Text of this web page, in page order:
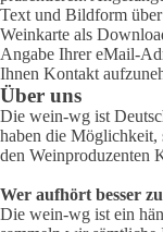
Text und Bildform
Weinkarte als
Angabe Ihrer eMail-
Ihnen Kontakt
Über uns
Die wein-wg ist
haben die Möglichkeit,
den Weinproduzenten
Wer aufhört besser
Die wein-wg ist ein